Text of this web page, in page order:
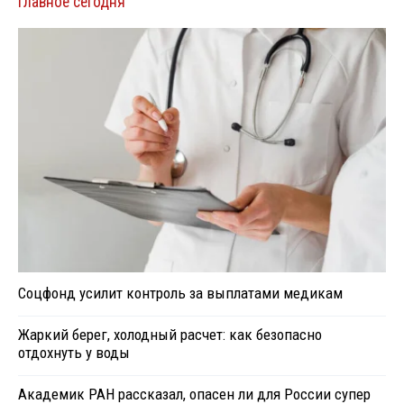
Соцфонд усилит контроль за выплатами медикам
Жаркий берег, холодный расчет: как безопасно
отдохнуть у воды
Академик РАН рассказал, опасен ли для России супер